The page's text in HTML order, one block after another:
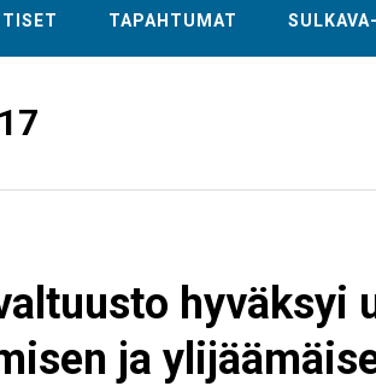
TAPAHTUMAT
hyväksyi
ja